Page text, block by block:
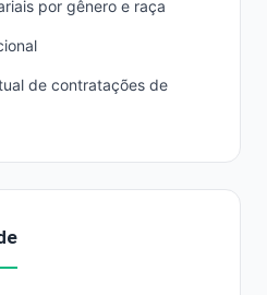
por gênero e raça
de contratações de